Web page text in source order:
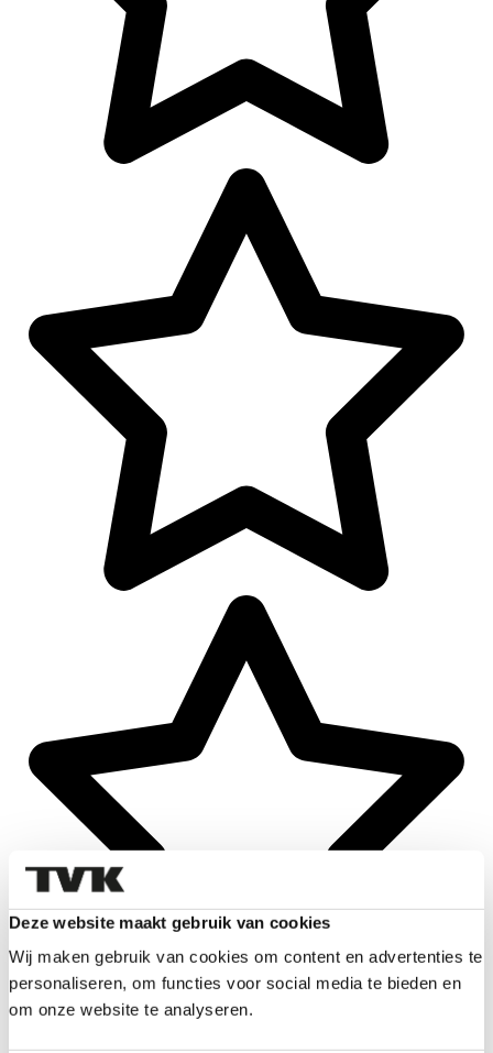
Deze website maakt gebruik van cookies
Wij maken gebruik van cookies om content en advertenties te
personaliseren, om functies voor social media te bieden en
om onze website te analyseren.